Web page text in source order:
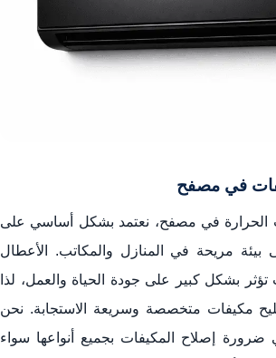
في مصفح
الحرارة في مصفح، نعتمد بشكل أساسي على
بيئة مريحة في المنازل والمكاتب. الأعطال
تؤثر بشكل كبير على جودة الحياة والعمل، لذا
مكيفات متخصصة وسريعة الاستجابة. نحن
إصلاح المكيفات بجميع أنواعها سواء